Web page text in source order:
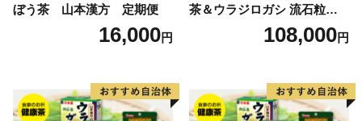
できない場合があります。
ぼう茶 山本漢方 定期便
16,000円
茶＆ウラジロガシ 流石粒
山本漢方 定期便108,000円